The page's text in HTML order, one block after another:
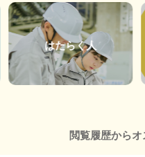
はたらく人
閲覧履歴から